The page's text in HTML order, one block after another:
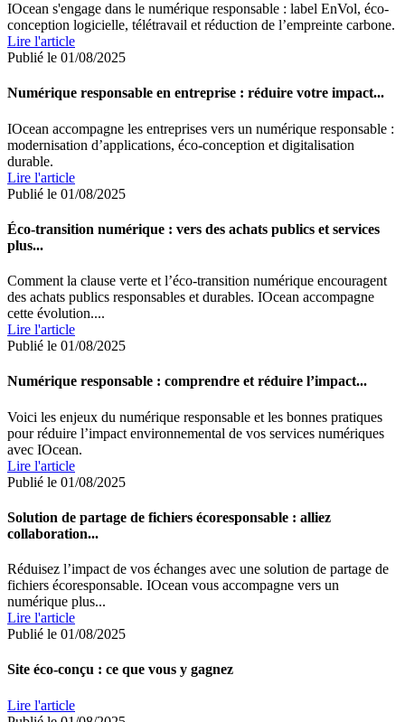
IOcean s'engage dans le numérique responsable : label EnVol, éco-
conception logicielle, télétravail et réduction de l’empreinte carbone.
Lire l'article
Publié le 01/08/2025
Numérique responsable en entreprise : réduire votre impact...
IOcean accompagne les entreprises vers un numérique responsable :
modernisation d’applications, éco-conception et digitalisation
durable.
Lire l'article
Publié le 01/08/2025
Éco-transition numérique : vers des achats publics et services
plus...
Comment la clause verte et l’éco-transition numérique encouragent
des achats publics responsables et durables. IOcean accompagne
cette évolution....
Lire l'article
Publié le 01/08/2025
Numérique responsable : comprendre et réduire l’impact...
Voici les enjeux du numérique responsable et les bonnes pratiques
pour réduire l’impact environnemental de vos services numériques
avec IOcean.
Lire l'article
Publié le 01/08/2025
Solution de partage de fichiers écoresponsable : alliez
collaboration...
Réduisez l’impact de vos échanges avec une solution de partage de
fichiers écoresponsable. IOcean vous accompagne vers un
numérique plus...
Lire l'article
Publié le 01/08/2025
Site éco-conçu : ce que vous y gagnez
Lire l'article